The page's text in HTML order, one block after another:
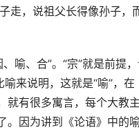
走，说祖父长得像孙子，
、喻、合”。“宗”就是前提
来说明，这就是“喻”，在
就有很多寓言，每个大教
。因为讲到《论语》中的